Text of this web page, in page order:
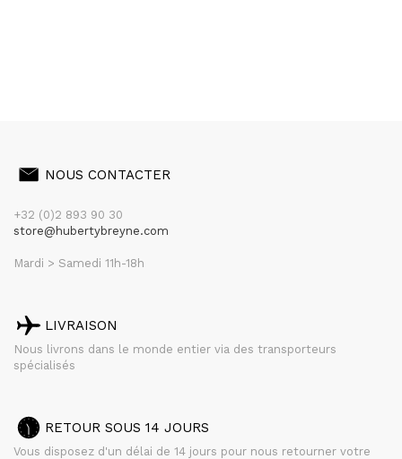
NOUS CONTACTER
+32 (0)2 893 90 30
store@hubertybreyne.com
Mardi > Samedi 11h-18h
LIVRAISON
Nous livrons dans le monde entier via des transporteurs
spécialisés
RETOUR SOUS 14 JOURS
Vous disposez d'un délai de 14 jours pour nous retourner votre